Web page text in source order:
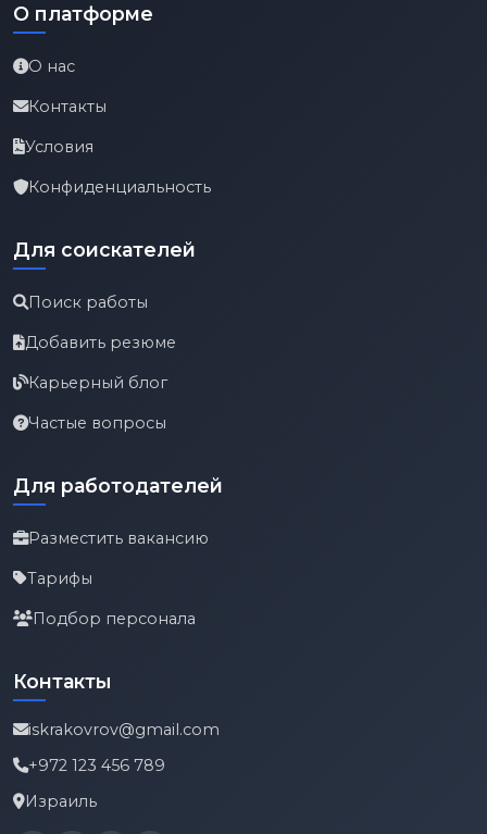
О платформе
О нас
Контакты
Условия
Конфиденциальность
Для соискателей
Поиск работы
Добавить резюме
Карьерный блог
Частые вопросы
Для работодателей
Разместить вакансию
Тарифы
Подбор персонала
Контакты
iskrakovrov@gmail.com
+972 123 456 789
Израиль